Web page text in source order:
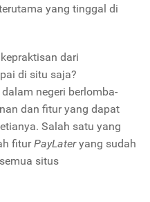
yang tinggal di
dari
di situ saja?
negeri berlomba-
dan fitur yang dapat
Salah satu yang
fiturPayLateryang sudah
situs